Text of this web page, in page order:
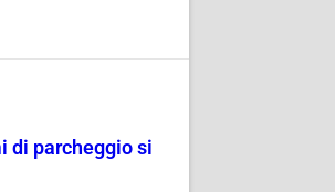
di parcheggio si